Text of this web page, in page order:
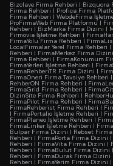
Bizclave Firma Rehberi | Bizquora
Firma Rehberi | Profica Firma
Firma Rehberi | WebdeFirma
ProFirmaWeb Firma Platformu |
Rehberi | BizMarka Firma Dizini |
Firmovia İşletme Rehberi |
FirmaYolu Firma Rehberi |
LocalFirmalar Yerel Firma Rehberi |
Rehberi | FirmaMerkez Firma Dizini
Firma Rehberi | FirmaKonumum
FirmaYerleri İşletme Rehberi |
FirmaRehberiTR Firma Dizini |
FirmaOneri Firma Tavsiye Rehberi |
RehberON Firma Rehberi |
FirmaGrid Firma Rehberi |
DizinSite Firma Rehberi |
FirmaPilot Firma Rehberi |
FirmaRehberist Firma Rehberi |
| FirmaPortalio İşletme Rehberi |
FirmaPlaneo İşletme Rehberi |
FirmaLinker İşletme Rehberi |
Bulpar Firma Dizini | Rebset
Rehberi | FirmaPorta Firma Dizini |
Rehberi | FirmaVita Firma Dizini |
Rehberi | FirmaBulut Firma Dizini |
Rehberi | FirmaDurak Firma Dizini
Rehberi | FirmaYerim Firma Dizini |